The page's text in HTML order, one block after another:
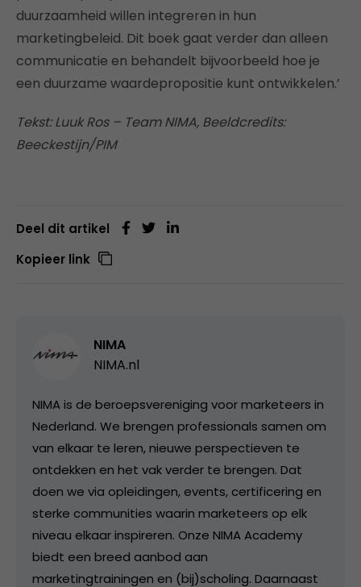
duurzaamheid willen integreren in hun
marketingbeleid. Dit boek gaat verder dan alleen
communicatie en behandelt bijvoorbeeld hoe je
een duurzame waardepropositie kunt ontwikkelen.’
Tekst: Luuk Ros – Team NIMA, Beeldcredits:
Beeckestijn/PIM
Deel dit artikel
Kopieer link
NIMA
NIMA.nl
NIMA is de beroepsvereniging voor marketeers in
Nederland. We brengen professionals samen om
van elkaar te leren, nieuwe perspectieven te
ontdekken en het vak verder te brengen. Dat
doen we via opleidingen, events, certificering en
sterke communities waarin marketeers op elk
niveau elkaar inspireren. Onze NIMA Academy
biedt een breed aanbod aan
marketingtrainingen en (bij)scholing. Daarnaast